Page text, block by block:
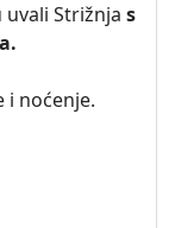
uvali Strižnja s
i noćenje.